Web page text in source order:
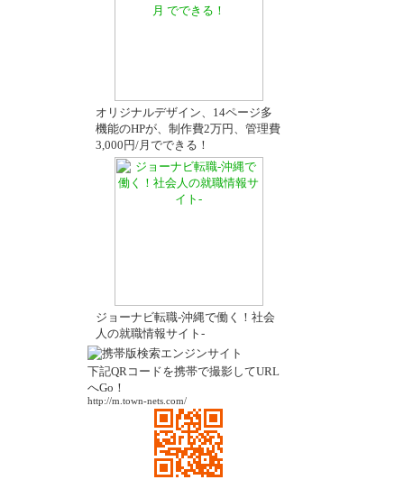
オリジナルデザイン、14ページ多
機能のHPが、制作費2万円、管理費
3,000円/月でできる！
ジョーナビ転職-沖縄で働く！社会
人の就職情報サイト-
下記QRコードを携帯で撮影してURL
へGo！
http://m.town-nets.com/